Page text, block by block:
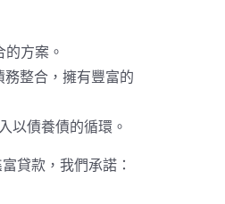
方案。
整合，擁有豐富的
以債養債的循環。
貸款，我們承諾：